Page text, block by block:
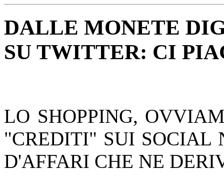
DALLE MONETE
SU TWITTER: CI
LO SHOPPING,
"CREDITI" SUI SOCIAL
D'AFFARI CHE NE